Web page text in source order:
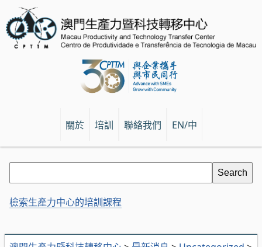
關於 培訓 聯絡我們 EN/中
檢索生產力中心的培訓課程